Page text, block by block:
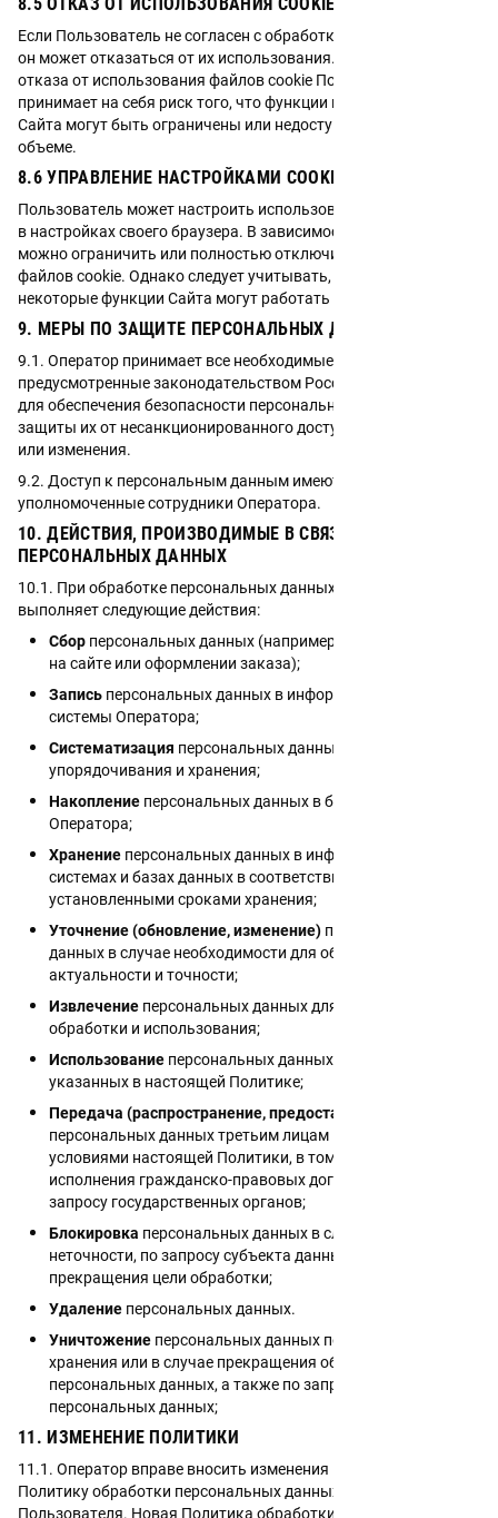
Если Пользователь не согласен с обработкой файлов cookie,
он может отказаться от их использования. Однако в случае
отказа от использования файлов cookie Пользователь
принимает на себя риск того, что функции и возможности
Сайта могут быть ограничены или недоступны в полном
объеме.
8.6 УПРАВЛЕНИЕ НАСТРОЙКАМИ COOKIES
Пользователь может настроить использование файлов cookie
в настройках своего браузера. В зависимости от браузера
можно ограничить или полностью отключить использование
файлов cookie. Однако следует учитывать, что в этом случае
некоторые функции Сайта могут работать некорректно.
9. МЕРЫ ПО ЗАЩИТЕ ПЕРСОНАЛЬНЫХ ДАННЫХ
9.1. Оператор принимает все необходимые меры,
предусмотренные законодательством Российской Федерации,
для обеспечения безопасности персональных данных и
защиты их от несанкционированного доступа, уничтожения
или изменения.
9.2. Доступ к персональным данным имеют только
уполномоченные сотрудники Оператора.
10. ДЕЙСТВИЯ, ПРОИЗВОДИМЫЕ В СВЯЗИ С ОБРАБОТКОЙ
ПЕРСОНАЛЬНЫХ ДАННЫХ
10.1. При обработке персональных данных Оператор
выполняет следующие действия:
Сбор персональных данных (например, при регистрации
на сайте или оформлении заказа);
Запись персональных данных в информационные
системы Оператора;
Систематизация персональных данных для
упорядочивания и хранения;
Накопление персональных данных в базе данных
Оператора;
Хранение персональных данных в информационных
системах и базах данных в соответствии с
установленными сроками хранения;
Уточнение (обновление, изменение) персональных
данных в случае необходимости для обеспечения их
актуальности и точности;
Извлечение персональных данных для целей их
обработки и использования;
Использование персональных данных в рамках целей,
указанных в настоящей Политике;
Передача (распространение, предоставление, доступ)
персональных данных третьим лицам в соответствии с
условиями настоящей Политики, в том числе для
исполнения гражданско-правовых договоров, а также по
запросу государственных органов;
Блокировка персональных данных в случае выявления
неточности, по запросу субъекта данных или в случае
прекращения цели обработки;
Удаление персональных данных.
Уничтожение персональных данных по истечении срока
хранения или в случае прекращения обработки
персональных данных, а также по запросу субъекта
персональных данных;
11. ИЗМЕНЕНИЕ ПОЛИТИКИ
11.1. Оператор вправе вносить изменения в настоящую
Политику обработки персональных данных без согласия
Пользователя. Новая Политика обработки персональных